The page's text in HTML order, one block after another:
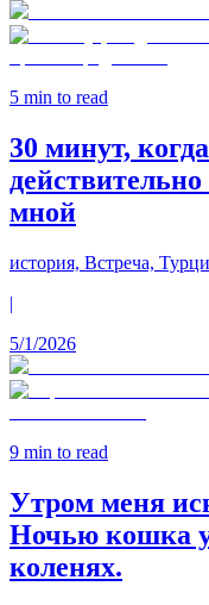
5 min to read
30 минут,
мной
история, Встреча,
|
5/1/2026
9 min to read
Утром меня
Ночью кошка
коленях.